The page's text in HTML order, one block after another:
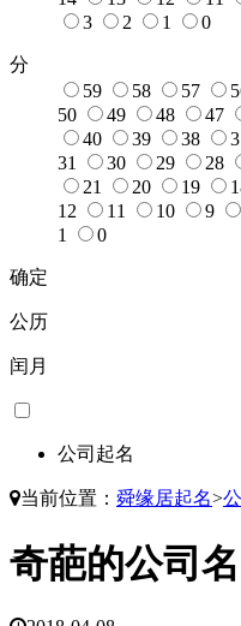
3
2 1 0
分
59
58 57
50
49 48 47
40
39 38
31
30 29 28
21
20 19
12
11 10 9
1
0
确定
公历
闰月
公司起名
当前位置： 舜缘居起名>
奇葩的公司